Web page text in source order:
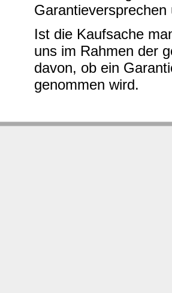
Garantieversprechen
Ist die Kaufsache
uns im Rahmen der
davon, ob ein
genommen wird.